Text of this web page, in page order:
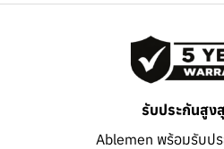
รับประกันสูง
Ablemen พร้อมรับป